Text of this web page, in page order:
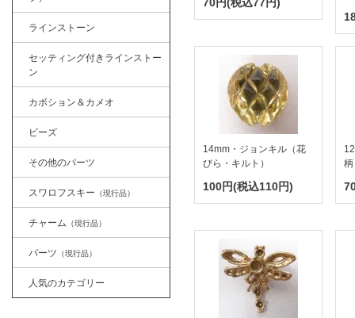
14mm・ジョンキル（花
びら・キルト）
100円(税込110円)
ラインストーン
セッティング付きラインストー
ン
カボション＆カメオ
ビーズ
その他のパーツ
スワロフスキー （現行品）
チャーム （現行品）
パーツ （現行品）
人気のカテゴリー